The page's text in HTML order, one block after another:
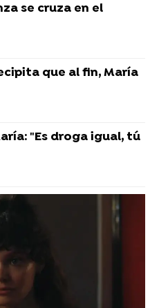
se cruza en el
que al fin, María
"Es droga igual, tú